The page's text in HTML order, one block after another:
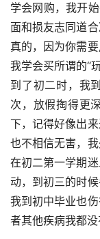
学会网购，我开
面和损友志同道
真的，因为你需
我学会买所谓的“
到了初二时，我
次，放假掏得更
下，记得好像出
也不相信无害，
在初二第一学期
动，到初三的时
我到初中毕业也
者其他疾病我都没